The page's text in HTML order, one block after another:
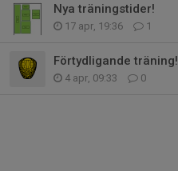
Nya träningstider!
17 apr, 19:36 1
Förtydligande träning!
4 apr, 09:33 0